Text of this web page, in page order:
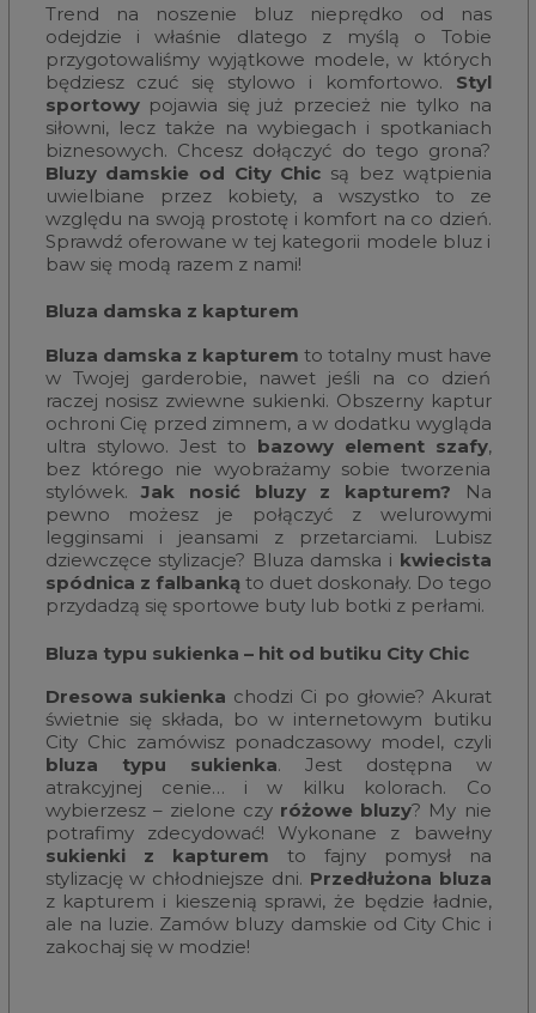
Trend na noszenie bluz nieprędko od nas
odejdzie i właśnie dlatego z myślą o Tobie
przygotowaliśmy wyjątkowe modele, w których
będziesz czuć się stylowo i komfortowo. Styl
sportowypojawia się już przecież nie tylko na
siłowni, lecz także na wybiegach i spotkaniach
biznesowych. Chcesz dołączyć do tego grona?
Bluzy damskie od City Chic są bez wątpienia
uwielbiane przez kobiety, a wszystko to ze
względu na swoją prostotę i komfort na co dzień.
Sprawdź oferowane w tej kategorii modele bluz i
baw się modą razem z nami!
Bluza damska z kapturem
Bluza damska z kapturem to totalny must have
w Twojej garderobie, nawet jeśli na co dzień
raczej nosisz zwiewne sukienki. Obszerny kaptur
ochroni Cię przed zimnem, a w dodatku wygląda
ultra stylowo. Jest to bazowy element szafy,
bez którego nie wyobrażamy sobie tworzenia
stylówek.Jak nosić bluzy z kapturem? Na
pewno możesz je połączyć z welurowymi
legginsami i jeansami z przetarciami. Lubisz
dziewczęce stylizacje? Bluza damska i kwiecista
spódnica z falbanką to duet doskonały. Do tego
przydadzą się sportowe buty lub botki z perłami.
Bluza typu sukienka – hit od butiku City Chic
Dresowa sukienka chodzi Ci po głowie? Akurat
świetnie się składa, bo w internetowym butiku
City Chic zamówisz ponadczasowy model, czyli
bluza typu sukienka. Jest dostępna w
atrakcyjnej cenie… i w kilku kolorach. Co
wybierzesz – zielone czy różowe bluzy? My nie
potrafimy zdecydować! Wykonane z bawełny
sukienki z kapturem to fajny pomysł na
stylizację w chłodniejsze dni. Przedłużona bluza
z kapturem i kieszenią sprawi, że będzie ładnie,
ale na luzie. Zamów bluzy damskie od City Chic i
zakochaj się w modzie!